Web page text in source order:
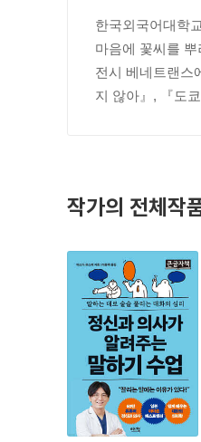
한국외국어대학
마음에 꽃씨를
전시 베네트랜스
지 않아』, 『도
작가의 전체작